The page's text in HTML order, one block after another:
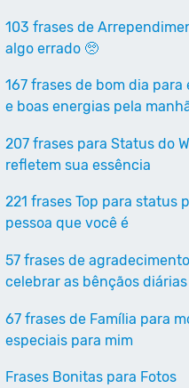
103 frases de
algo errado 🥺
167 frases de bom dia para
e boas energias pela
207 frases para Status do
refletem sua essência
221 frases Top para status
pessoa que você é
57 frases de
celebrar as bênçãos diárias
67 frases de Família para
especiais para mim
Frases Bonitas para Fotos